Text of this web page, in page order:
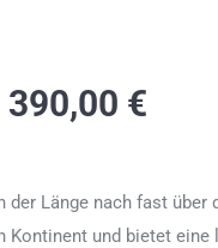
390,00 €
Länge nach fast über
Kontinent und bietet